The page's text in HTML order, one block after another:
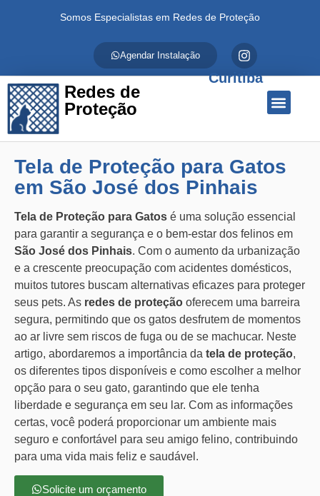
Somos Especialistas em Redes de Proteção
Agendar Instalação
Redes de
Proteção
Curitiba
Tela de Proteção para Gatos
em São José dos Pinhais
Tela de Proteção para Gatos é uma solução essencial
para garantir a segurança e o bem-estar dos felinos em
São José dos Pinhais. Com o aumento da urbanização
e a crescente preocupação com acidentes domésticos,
muitos tutores buscam alternativas eficazes para proteger
seus pets. As redes de proteção oferecem uma barreira
segura, permitindo que os gatos desfrutem de momentos
ao ar livre sem riscos de fuga ou de se machucar. Neste
artigo, abordaremos a importância da tela de proteção,
os diferentes tipos disponíveis e como escolher a melhor
opção para o seu gato, garantindo que ele tenha
liberdade e segurança em seu lar. Com as informações
certas, você poderá proporcionar um ambiente mais
seguro e confortável para seu amigo felino, contribuindo
para uma vida mais feliz e saudável.
Solicite um orçamento